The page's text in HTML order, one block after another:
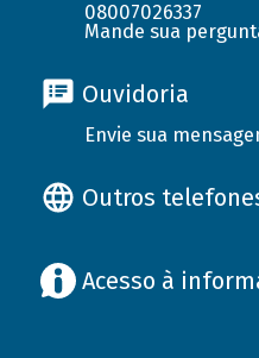
08007026337
Mande sua
Ouvidoria
Envie sua
Outros
Acesso à